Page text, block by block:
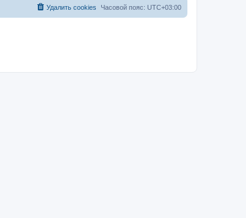
Часовой пояс: UTC+03:00
Удалить cookies